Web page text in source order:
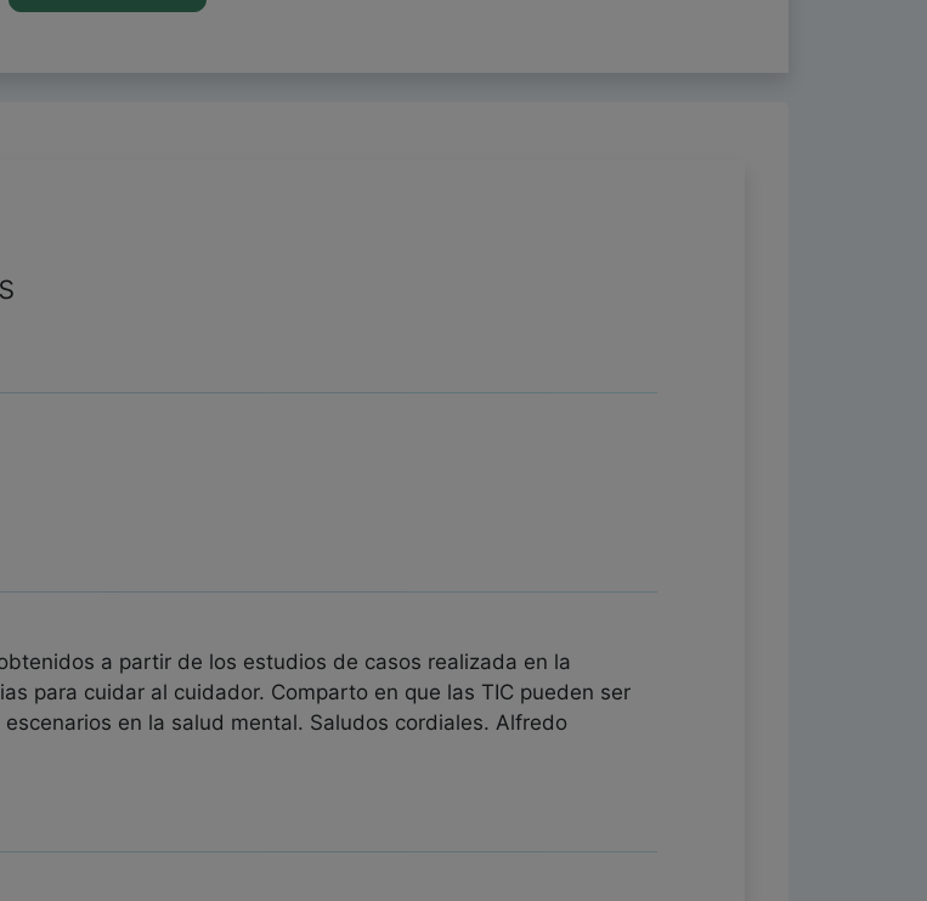
a partir de los estudios de casos realizada en la
para cuidar al cuidador. Comparto en que las TIC pueden ser
en la salud mental. Saludos cordiales. Alfredo